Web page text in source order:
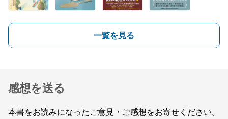
一覧を見る
感想を送る
本書をお読みになったご意見・ご感想をお寄せください。